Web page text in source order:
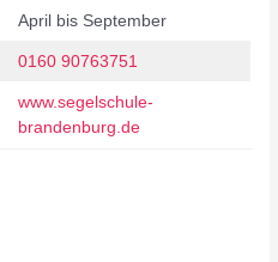
April bis September
0160 90763751
www.segelschule-
brandenburg.de